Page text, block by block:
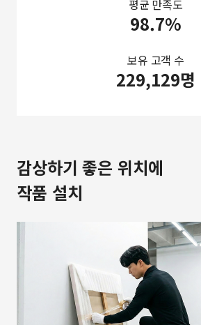
평균 만족도
98.7%
보유 고객 수
229,129명
감상하기 좋은 위치에
작품 설치